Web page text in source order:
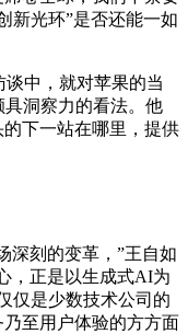
新光环”是否还能一如
中，就对苹果的当
洞察力的看法。他
下一站在哪里，提供
深刻的变革，”王自如
，正是以生成式AI为
仅是少数技术公司的
至用户体验的方方面